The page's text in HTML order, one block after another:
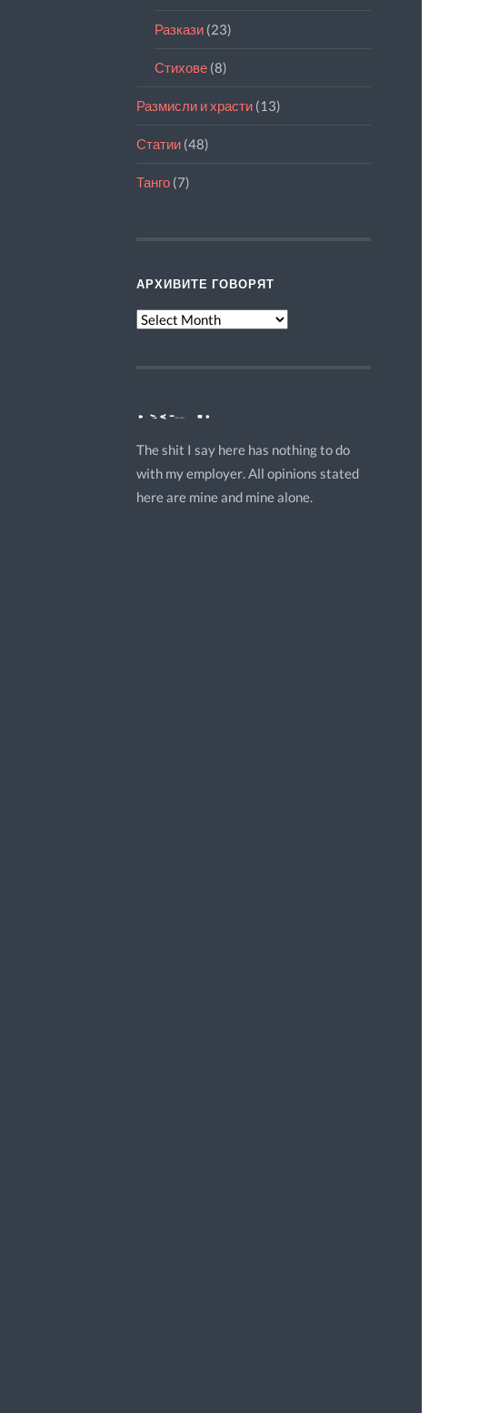
Разкази(23)
Стихове(8)
Размисли и храсти(13)
Статии(48)
Танго(7)
АРХИВИТЕ ГОВОРЯТ
АРХИВИТЕ
ГОВОРЯТ
DISCLAMER
The shit I say here has nothing to do
with my employer. All opinions stated
here are mine and mine alone.